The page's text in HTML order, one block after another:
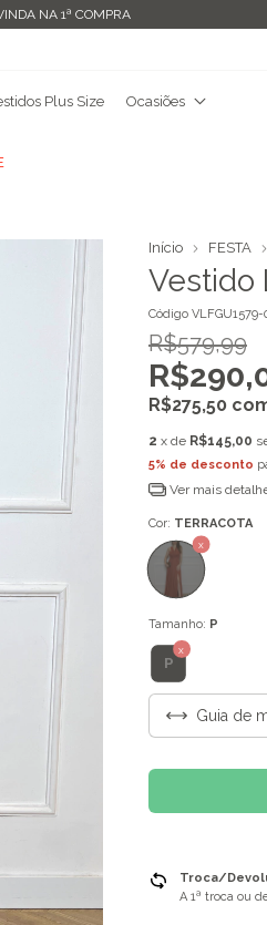
NA 1ª COMPRA
Plus Size Ocasiões
Início FESTA
Vestido
Código VLFGU1579-
R$579,99
R$275,50
2 x de R$145,00
5% de desconto
Ver mais
Cor: TERRACOTA
Tamanho: P
P
Guia de
Troca/
A 1ª troca ou